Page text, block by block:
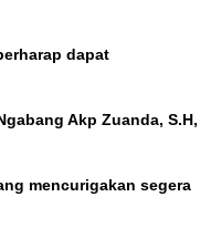
dapat
Akp Zuanda, S.H,
mencurigakan segera